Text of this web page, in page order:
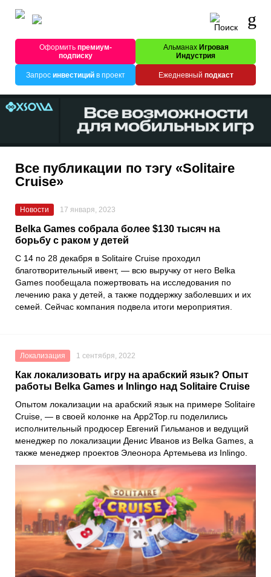
Оформитьпремиум-
подписку
Альманах Игровая
Индустрия
Запрос инвестицийв проект Ежедневный подкаст
Все публикации по тэгу «Solitaire
Cruise»
Новости 17 января, 2023
Belka Games собрала более $130 тысяч на
борьбу с раком у детей
С 14 по 28 декабря в Solitaire Cruise проходил
благотворительный ивент, — всю выручку от него Belka
Games пообещала пожертвовать на исследования по
лечению рака у детей, а также поддержку заболевших и их
семей. Сейчас компания подвела итоги мероприятия.
Локализация 1 сентября, 2022
Как локализовать игру на арабский язык? Опыт
работы Belka Games и Inlingo над Solitaire Cruise
Опытом локализации на арабский язык на примере Solitaire
Cruise , — в своей колонке на App2Top.ru поделились
исполнительный продюсер Евгений Гильманов и ведущий
менеджер по локализации Денис Иванов из Belka Games , а
также менеджер проектов Элеонора Артемьева из Inlingo